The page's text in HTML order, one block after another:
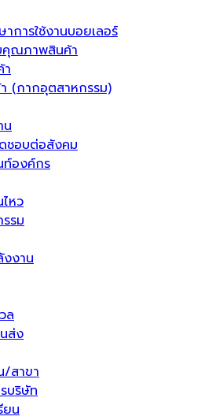
าการใช้งานบอยเลอร์
คุณภาพสินค้า
า
(กากอุตสาหกรรม)
น
ชอบต่อสังคม
องค์กร
หว
รม
งงาน
ล
ส่ง
/สาขา
บริษัท
ยน